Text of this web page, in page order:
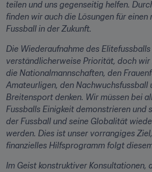
teilen und uns gegenseitig helfen.
finden wir auch die Lösungen für einen
Fussball in der Zukunft.
Die Wiederaufnahme des
verständlicherweise Priorität, doch wir
die Nationalmannschaften, den
Amateurligen, den Nachwuchsfussball
Breitensport denken. Wir müssen bei
Fussballs Einigkeit demonstrieren und
der Fussball und seine Globalität
werden. Dies ist unser vorrangiges
finanzielles Hilfsprogramm folgt
Im Geist konstruktiver Konsultationen,